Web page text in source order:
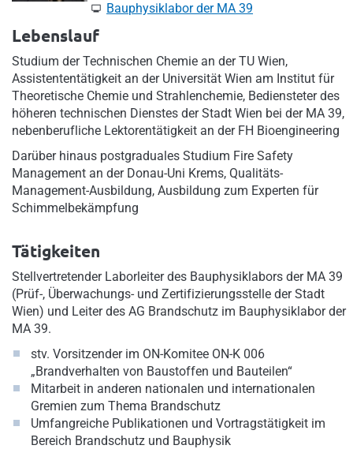
Bauphysiklabor der MA 39
Lebenslauf
Studium der Technischen Chemie an der TU Wien,
Assistententätigkeit an der Universität Wien am Institut für
Theoretische Chemie und Strahlenchemie, Bediensteter des
höheren technischen Dienstes der Stadt Wien bei der MA 39,
nebenberufliche Lektorentätigkeit an der FH Bioengineering
Darüber hinaus postgraduales Studium Fire Safety
Management an der Donau-Uni Krems, Qualitäts-
Management-Ausbildung, Ausbildung zum Experten für
Schimmelbekämpfung
Tätigkeiten
Stellvertretender Laborleiter des Bauphysiklabors der MA 39
(Prüf-, Überwachungs- und Zertifizierungsstelle der Stadt
Wien) und Leiter des AG Brandschutz im Bauphysiklabor der
MA 39.
stv. Vorsitzender im ON-Komitee ON-K 006
„Brandverhalten von Baustoffen und Bauteilen“
Mitarbeit in anderen nationalen und internationalen
Gremien zum Thema Brandschutz
Umfangreiche Publikationen und Vortragstätigkeit im
Bereich Brandschutz und Bauphysik